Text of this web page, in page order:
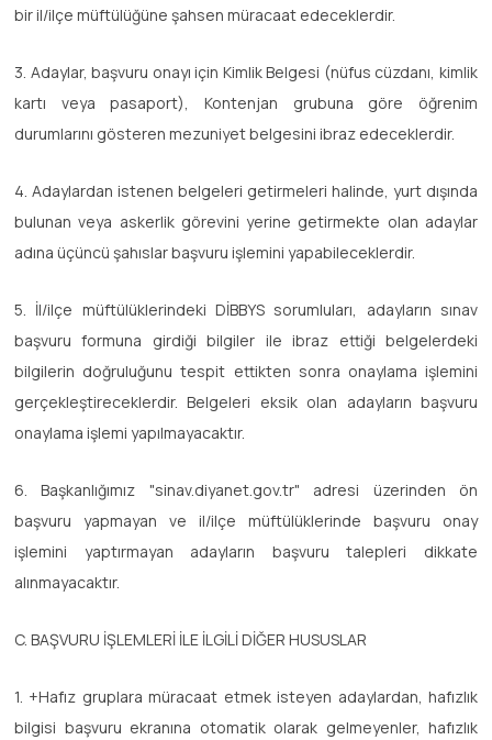
bir il/ilçe müftülüğüne şahsen müracaat edeceklerdir.
3. Adaylar, başvuru onayı için Kimlik Belgesi (nüfus cüzdanı, kimlik
kartı veya pasaport), Kontenjan grubuna göre öğrenim
durumlarını gösteren mezuniyet belgesini ibraz edeceklerdir.
4. Adaylardan istenen belgeleri getirmeleri halinde, yurt dışında
bulunan veya askerlik görevini yerine getirmekte olan adaylar
adına üçüncü şahıslar başvuru işlemini yapabileceklerdir.
5. İl/ilçe müftülüklerindeki DİBBYS sorumluları, adayların sınav
başvuru formuna girdiği bilgiler ile ibraz ettiği belgelerdeki
bilgilerin doğruluğunu tespit ettikten sonra onaylama işlemini
gerçekleştireceklerdir. Belgeleri eksik olan adayların başvuru
onaylama işlemi yapılmayacaktır.
6. Başkanlığımız "sinav.diyanet.gov.tr" adresi üzerinden ön
başvuru yapmayan ve il/ilçe müftülüklerinde başvuru onay
işlemini yaptırmayan adayların başvuru talepleri dikkate
alınmayacaktır.
C. BAŞVURU İŞLEMLERİ İLE İLGİLİ DİĞER HUSUSLAR
1. +Hafız gruplara müracaat etmek isteyen adaylardan, hafızlık
bilgisi başvuru ekranına otomatik olarak gelmeyenler, hafızlık